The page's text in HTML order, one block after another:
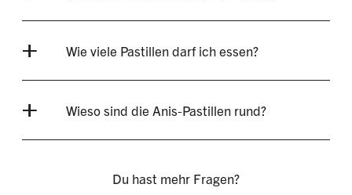
Wie viele Pastillen darf ich essen?
Wieso sind die Anis-Pastillen rund?
Du hast mehr Fragen?